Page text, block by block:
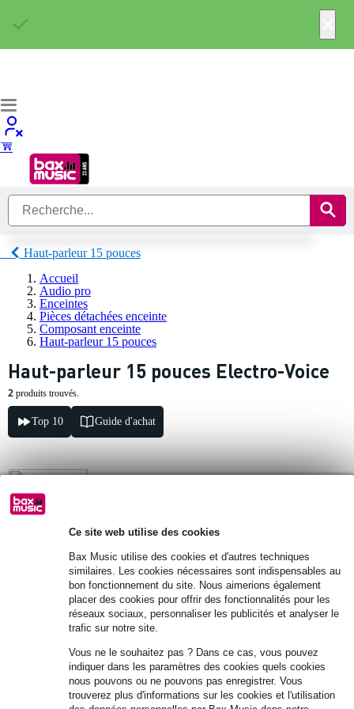
Ce site web utilise des cookies
Bax Music utilise des cookies et d'autres techniques
similaires. Les cookies nécessaires sont indispensables au
bon fonctionnement du site. Nous aimerions également
placer des cookies pour offrir des fonctionnalités pour les
réseaux sociaux, personnaliser les publicités et analyser le
trafic sur notre site.
Vous ne le souhaitez pas ? Dans ce cas, vous pouvez
indiquer dans les paramètres des cookies quels cookies
nous pouvons ou ne pouvons pas enregistrer. Vous
trouverez plus d'informations sur les cookies et l'utilisation
Haut-parleur 15 pouces
Accueil
Audio pro
Enceintes
Pièces détachées enceinte
Composant enceinte
Haut-parleur 15 pouces
Haut-parleur 15 pouces Electro-Voice
2 produits trouvés.
Top 10 Guide d'achat
Délai de réapprovisionnement inconnu
Ajouter au panier
Electro-Voice F.01U.299.881 woofer 15
pouces (SMX2150) pour ETX-15P